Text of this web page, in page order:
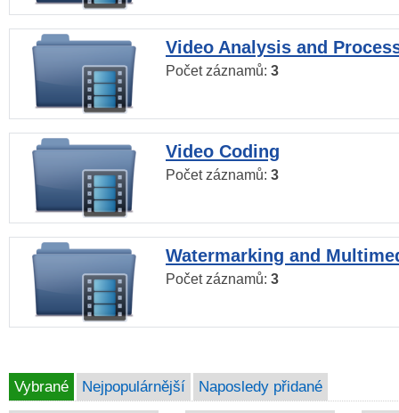
Video Analysis and
Počet záznamů: 3
Video Coding
Počet záznamů: 3
Watermarking and
Počet záznamů: 3
Vybrané Nejpopulárnější Naposledy přidané